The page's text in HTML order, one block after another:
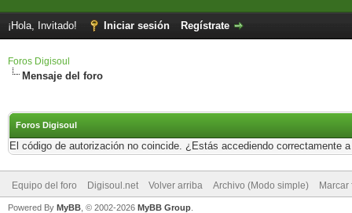
¡Hola, Invitado! Iniciar sesión Regístrate
Foros Digisoul
Mensaje del foro
Foros Digisoul
El código de autorización no coincide. ¿Estás accediendo correctamente
Equipo del foro Digisoul.net Volver arriba Archivo (Modo simple)
Powered By MyBB , © 2002-2026 MyBB Group